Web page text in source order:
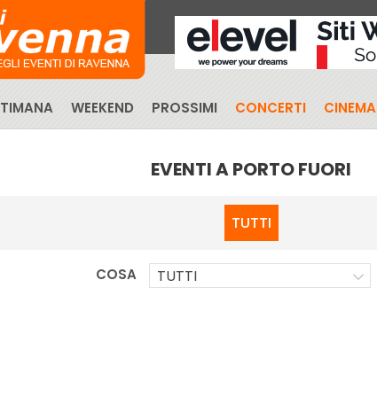
WEEKEND PROSSIMI CONCERTI CINEMA
EVENTI A PORTO FUORI
TUTTI
COSA TUTTI